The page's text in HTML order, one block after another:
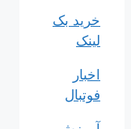
خرید بک
لینک
اخبار
فوتبال